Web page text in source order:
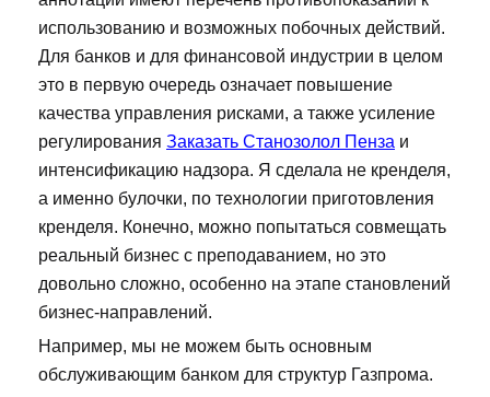
использованию и возможных побочных действий.
Для банков и для финансовой индустрии в целом
это в первую очередь означает повышение
качества управления рисками, а также усиление
регулирования Заказать Станозолол Пенза и
интенсификацию надзора. Я сделала не кренделя,
а именно булочки, по технологии приготовления
кренделя. Конечно, можно попытаться совмещать
реальный бизнес с преподаванием, но это
довольно сложно, особенно на этапе становлений
бизнес-направлений.
Например, мы не можем быть основным
обслуживающим банком для структур Газпрома.